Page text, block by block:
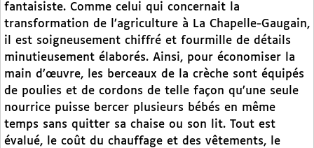
fantaisiste. Comme celui qui concernait la
transformation de l’agriculture à La Chapelle-Gaugain,
il est soigneusement chiffré et fourmille de détails
minutieusement élaborés. Ainsi, pour économiser la
main d’œuvre, les berceaux de la crèche sont équipés
de poulies et de cordons de telle façon qu’une seule
nourrice puisse bercer plusieurs bébés en même
temps sans quitter sa chaise ou son lit. Tout est
évalué, le coût du chauffage et des vêtements, le